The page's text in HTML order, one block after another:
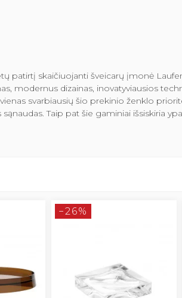
patirtį skaičiuojanti šveicarų įmonė
modernus dizainas, inovatyviausios
svarbiausių šio prekinio ženklo
Taip pat šie gaminiai išsiskiria
−26%